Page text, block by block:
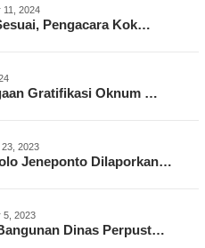
11, 2024
Pengacara Kok…
Gratifikasi Oknum …
2023
Jeneponto Dilaporkan…
5, 2023
Dinas Perpust…